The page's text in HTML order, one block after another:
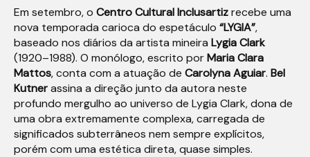
Em setembro, o Centro Cultural Inclusartizrecebe uma
nova temporada carioca do espetáculo “LYGIA”,
baseado nos diários da artista mineira Lygia Clark
(1920–1988). O monólogo, escrito porMaria Clara
Mattos, conta com a atuação de Carolyna Aguiar. Bel
Kutnerassina a direção junto da autora neste
profundo mergulho ao universo de Lygia Clark, dona de
uma obra extremamente complexa, carregada de
significados subterrâneos nem sempre explícitos,
porém com uma estética direta, quase simples.